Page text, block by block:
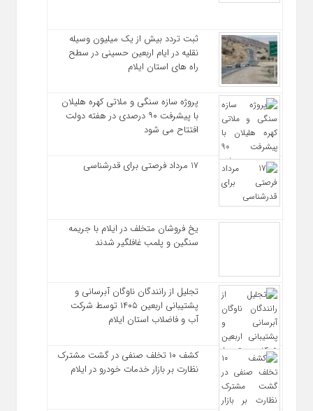
ثبت تردد بیش از یک میلیون وسیله
نقلیه در ایام اربعین حسینی در سطح
راه‌ های استان ایلام
پروژه سازه سنگی و ملاتی کهره هلیلان
با پیشرفت ۹۰ درصدی در هفته دولت
افتتاح می شود
17 مرداد فرصتی برای قدرشناسی
یخ‌ فروشان متخلف در ایلام با جریمه
سنگین و پلمب غافلگیر شدند
تجلیل از رانندگان ناوگان آبرسانی و
پشتیبانی اربعین ۱۴۰۵ توسط شرکت
آب و فاضلاب استان ایلام
کشف ۱۰ تخلف صنفی در گشت مشترک
نظارت بر بازار خدمات خودرو در ایلام